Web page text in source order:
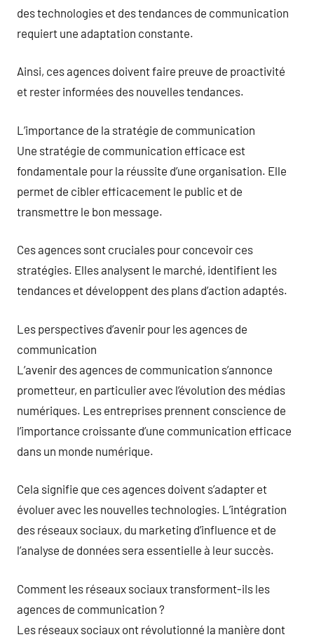
des technologies et des tendances de communication
requiert une adaptation constante.
Ainsi, ces agences doivent faire preuve de proactivité
et rester informées des nouvelles tendances.
L’importance de la stratégie de communication
Une stratégie de communication efficace est
fondamentale pour la réussite d’une organisation. Elle
permet de cibler efficacement le public et de
transmettre le bon message.
Ces agences sont cruciales pour concevoir ces
stratégies. Elles analysent le marché, identifient les
tendances et développent des plans d’action adaptés.
Les perspectives d’avenir pour les agences de
communication
L’avenir des agences de communication s’annonce
prometteur, en particulier avec l’évolution des médias
numériques. Les entreprises prennent conscience de
l’importance croissante d’une communication efficace
dans un monde numérique.
Cela signifie que ces agences doivent s’adapter et
évoluer avec les nouvelles technologies. L’intégration
des réseaux sociaux, du marketing d’influence et de
l’analyse de données sera essentielle à leur succès.
Comment les réseaux sociaux transforment-ils les
agences de communication ?
Les réseaux sociaux ont révolutionné la manière dont